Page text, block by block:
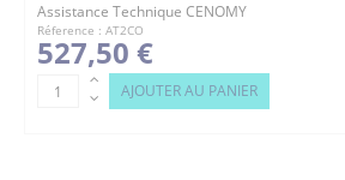
Assistance Technique CENOMY
Réference : AT2CO
527,50 €
AJOUTER AU PANIER